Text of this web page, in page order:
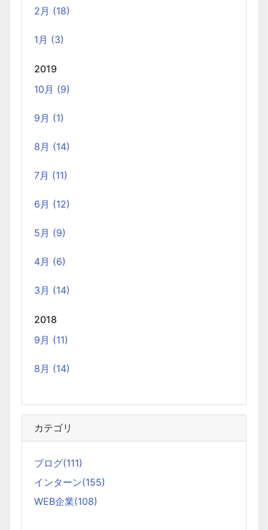
AWS OpenSearch を、マネージドクラスターから
OpenSearch のマネージドクラスターからサーバーレスに
変更しました。 主に実費のコストダウンとマネジメントコ
コスト変動のグラフと、変更しての所感を記載しました。
2024-12-15
年12月の技術勉強会の内容を基に、LangChainの基本的な
ーバーの構築方法などを解説しています。また、Wikipedia
Weaviate をローカルDockerで起動して、手軽に
2024-10-12
RAG (検索拡張生成) を行うチュートリアルです。(社内勉強
会カリキュラム） 自分の PC 上で RAG のシステムを構築し
Notionを本の管理に使ってみる
2024-09-30
2月 (18)
1月 (3)
2019
10月 (9)
9月 (1)
8月 (14)
7月 (11)
6月 (12)
5月 (9)
4月 (6)
3月 (14)
2018
9月 (11)
8月 (14)
カテゴリ
ブログ(111)
インターン(155)
WEB企業(108)